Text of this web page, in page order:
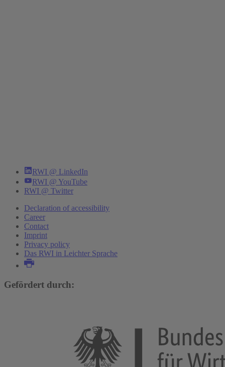
RWI @ LinkedIn
RWI @ YouTube
RWI @ Twitter
Declaration of accessibility
Career
Contact
Imprint
Privacy policy
Das RWI in Leichter Sprache
Gefördert durch: